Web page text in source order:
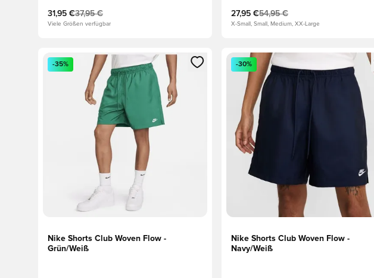
31,95 €37,95 €
Viele Größen verfügbar
27,95 €54,95 €
X-Small, Small, Medium, XX-Large
Öffnet ein neues Fenster zum Anmelden oder Registrieren als Mitglied
-35%
Nike Shorts Club Woven Flow -
Grün/Weiß
Öffnet ein neues Fenster zum
-30%
Nike Shorts Club Woven Flow -
Navy/Weiß